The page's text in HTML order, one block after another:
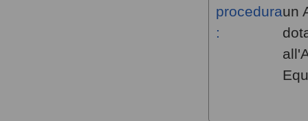
procedura
:
un